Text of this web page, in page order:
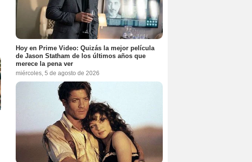
Hoy en Prime Video: Quizás la mejor película
de Jason Statham de los últimos años que
merece la pena ver
miércoles, 5 de agosto de 2026